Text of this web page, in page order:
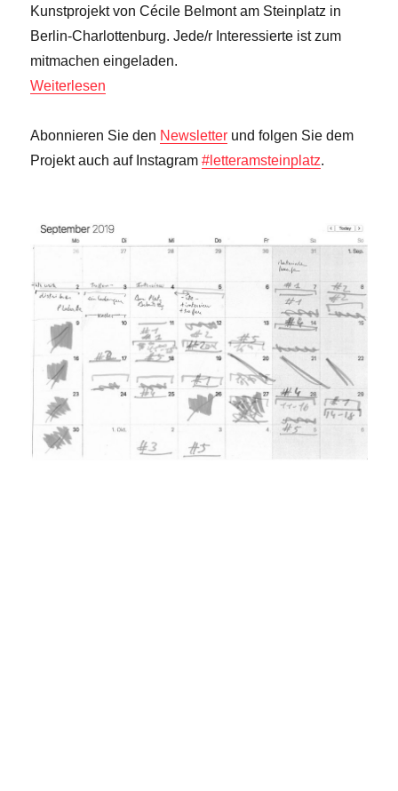
Kunstprojekt von Cécile Belmont am Steinplatz in
Berlin-Charlottenburg. Jede/r Interessierte ist zum
mitmachen eingeladen.
Weiterlesen
Abonnieren Sie den Newsletter und folgen Sie dem
Projekt auch auf Instagram#letteramsteinplatz.